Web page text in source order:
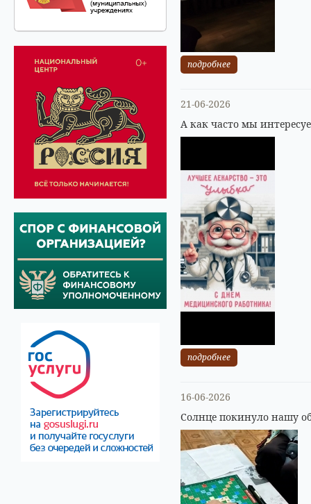
подробнее
21-06-2026
А как часто мы
подробнее
16-06-2026
Солнце покинуло нашу